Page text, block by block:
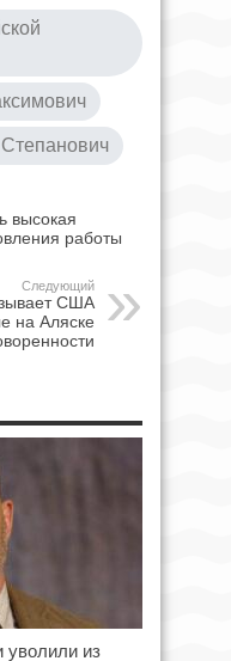
высокая
работы
Следующий
США
на Аляске
уволили из